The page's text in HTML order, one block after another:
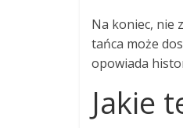
Na koniec, nie
tańca może
opowiada
Jakie